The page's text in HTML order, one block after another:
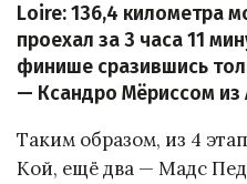
Loire: 136,4 километра
проехал за 3 часа 11
финише сразившись
— Ксандро Мёриссом из
Таким образом, из 4
Кой, ещё два — Мадс